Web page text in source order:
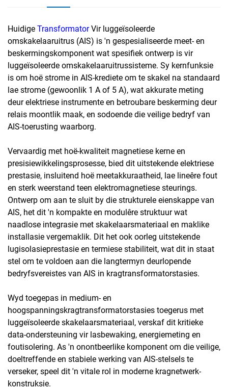
Huidige TransformatorVir luggeïsoleerde
omskakelaaruitrus (AIS) is 'n gespesialiseerde meet- en
beskermingskomponent wat spesifiek ontwerp is vir
luggeïsoleerde omskakelaaruitrussisteme. Sy kernfunksie
is om hoë strome in AIS-krediete om te skakel na standaard
lae strome (gewoonlik 1 A of 5 A), wat akkurate meting
deur elektriese instrumente en betroubare beskerming deur
relais moontlik maak, en sodoende die veilige bedryf van
AIS-toerusting waarborg.
Vervaardig met hoë-kwaliteit magnetiese kerne en
presisiewikkelingsprosesse, bied dit uitstekende elektriese
prestasie, insluitend hoë meetakkuraatheid, lae lineêre fout
en sterk weerstand teen elektromagnetiese steurings.
Ontwerp om aan te sluit by die strukturele eienskappe van
AIS, het dit 'n kompakte en modulêre struktuur wat
naadlose integrasie met skakelaarsmateriaal en maklike
installasie vergemaklik. Dit het ook oorleg uitstekende
lugisolasieprestasie en termiese stabiliteit, wat dit in staat
stel om te voldoen aan die langtermyn deurlopende
bedryfsvereistes van AIS in kragtransformatorstasies.
Wyd toegepas in medium- en
hoogspanningskragtransformatorstasies toegerus met
luggeïsoleerde skakelaarsmateriaal, verskaf dit kritieke
data-ondersteuning vir lasbewaking, energiemeting en
foutisolering. As 'n onontbeerlike komponent om die veilige,
doeltreffende en stabiele werking van AIS-stelsels te
verseker, speel dit 'n vitale rol in moderne kragnetwerk-
konstruksie.